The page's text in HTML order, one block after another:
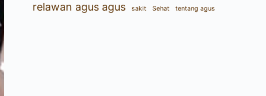
relawan agus agus sakit Sehat tentang agus